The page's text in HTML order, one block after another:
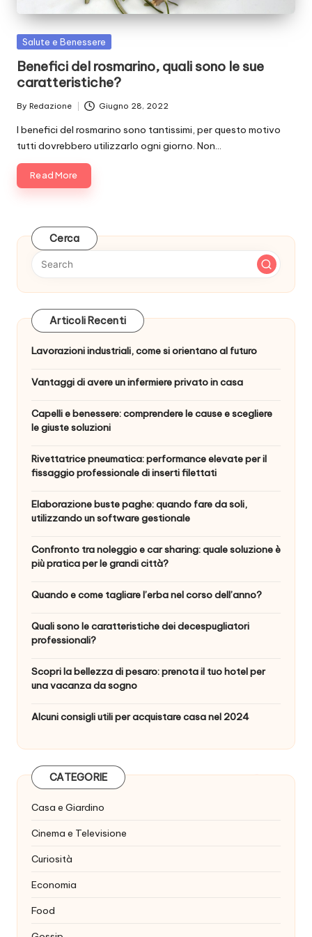
Posted
Salute e Benessere
Benefici del rosmarino, quali sono le sue
caratteristiche?
Posted
by
By Redazione Giugno 28, 2022
I benefici del rosmarino sono tantissimi, per questo motivo
tutti dovrebbero utilizzarlo ogni giorno. Non…
Read More
Cerca
Articoli Recenti
Lavorazioni industriali, come si orientano al futuro
Vantaggi di avere un infermiere privato in casa
Capelli e benessere: comprendere le cause e scegliere
le giuste soluzioni
Rivettatrice pneumatica: performance elevate per il
fissaggio professionale di inserti filettati
Elaborazione buste paghe: quando fare da soli,
utilizzando un software gestionale
Confronto tra noleggio e car sharing: quale soluzione è
più pratica per le grandi città?
Quando e come tagliare l’erba nel corso dell’anno?
Quali sono le caratteristiche dei decespugliatori
professionali?
Scopri la bellezza di pesaro: prenota il tuo hotel per
una vacanza da sogno
Alcuni consigli utili per acquistare casa nel 2024
CATEGORIE
Casa e Giardino
Cinema e Televisione
Curiosità
Economia
Food